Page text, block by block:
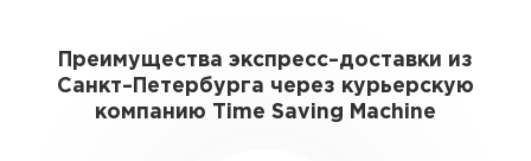
Преимущества экспресс–доставки из
Санкт–Петербурга через курьерскую
компанию Time Saving Machine